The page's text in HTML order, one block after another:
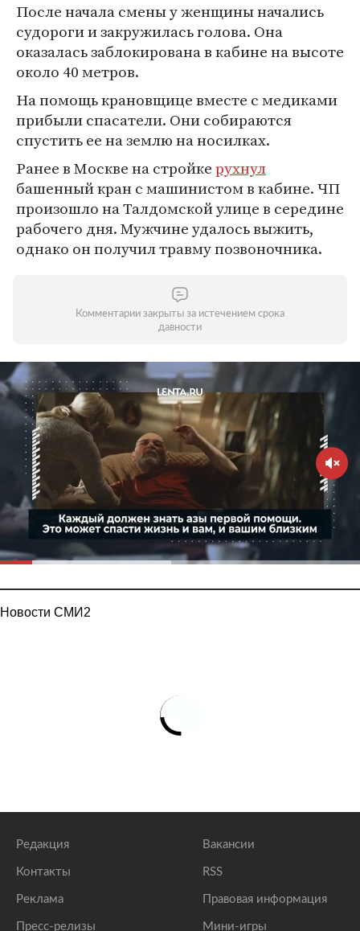
После начала смены у женщины начались
судороги и закружилась голова. Она
оказалась заблокирована в кабине на высоте
около 40 метров.
На помощь крановщице вместе с медиками
прибыли спасатели. Они собираются
спустить ее на землю на носилках.
Ранее в Москве на стройкерухнул
башенный кран с машинистом в кабине. ЧП
произошло на Талдомской улице в середине
рабочего дня. Мужчине удалось выжить,
однако он получил травму позвоночника.
Комментарии закрыты за истечением срока
давности
Новости СМИ2
Редакция
Контакты
Реклама
Пресс-релизы
Вакансии
RSS
Правовая информация
Мини-игры